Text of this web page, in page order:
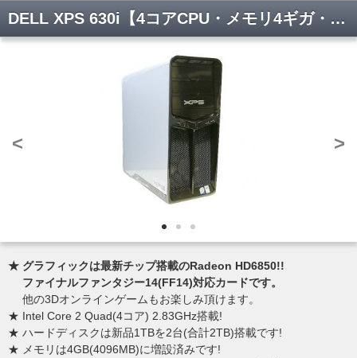
DELL XPS 630i【4コアCPU・メモリ4ギガ・新品グラボ付き】
< >
★ グラフィックは最新チップ搭載のRadeon HD6850!!
ファイナルファンタジー14(FF14)対応カードです。
他の3Dオンラインゲームもお楽しみ頂けます。
★ Intel Core 2 Quad(4コア) 2.83GHz搭載!
★ ハードディスクは新品1TBを2台(合計2TB)搭載です!
★ メモリは4GB(4096MB)に増設済みです!